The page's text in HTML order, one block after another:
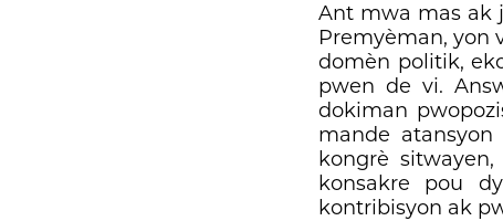
Ant mwa mas ak
Premyèman, yon
domèn politik,
pwen de vi.
dokiman
mande
kongrè
konsakre pou
kontribisyon ak